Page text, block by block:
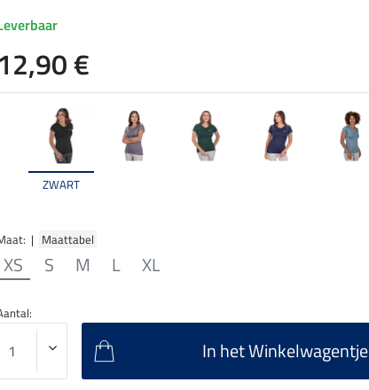
ZWART
| Maattabel
XS S M L XL
12,90 €
In het Winkelwagentje